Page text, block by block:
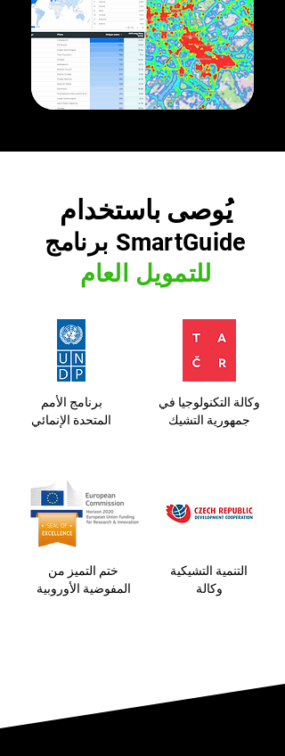
يُوصى باستخدام
برنامج SmartGuide
للتمويل العام
برنامج الأمم
المتحدة الإنمائي
ختم التميز من
المفوضية الأوروبية
وكالة التكنولوجيا في
جمهورية التشيك
التنمية التشيكية
وكالة